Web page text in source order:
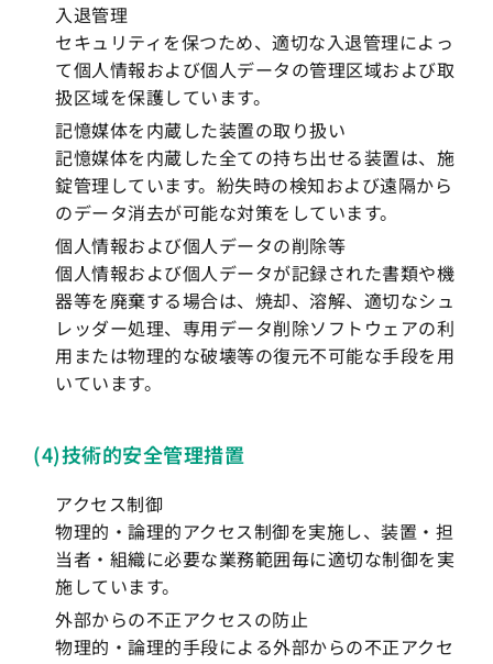
入退管理
セキュリティを保つため、適切な入退管理によっ
て個人情報および個人データの管理区域および取
扱区域を保護しています。
記憶媒体を内蔵した装置の取り扱い
記憶媒体を内蔵した全ての持ち出せる装置は、施
錠管理しています。紛失時の検知および遠隔から
のデータ消去が可能な対策をしています。
個人情報および個人データの削除等
個人情報および個人データが記録された書類や機
器等を廃棄する場合は、焼却、溶解、適切なシュ
レッダー処理、専用データ削除ソフトウェアの利
用または物理的な破壊等の復元不可能な手段を用
いています。
(4)技術的安全管理措置
アクセス制御
物理的・論理的アクセス制御を実施し、装置・担
当者・組織に必要な業務範囲毎に適切な制御を実
施しています。
外部からの不正アクセスの防止
物理的・論理的手段による外部からの不正アクセ